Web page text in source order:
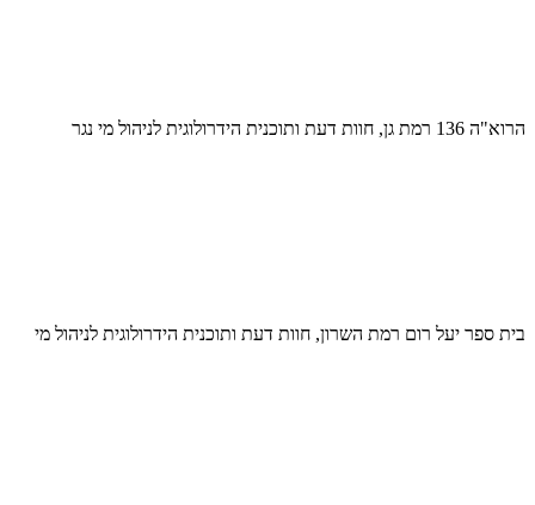
הרוא"ה 136 רמת גן, חוות דעת ותוכנית הידרולוגית לניהול מי נגר
בית ספר יעל רום רמת השרון, חוות דעת ותוכנית הידרולוגית לניהול מי